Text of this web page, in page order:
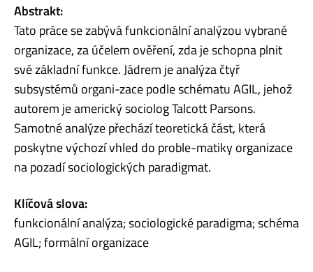
Abstrakt:
Tato práce se zabývá funkcionální analýzou vybrané
organizace, za účelem ověření, zda je schopna plnit
své základní funkce. Jádrem je analýza čtyř
subsystémů organi-zace podle schématu AGIL, jehož
autorem je americký sociolog Talcott Parsons.
Samotné analýze přechází teoretická část, která
poskytne výchozí vhled do proble-matiky organizace
na pozadí sociologických paradigmat.
Klíčová slova:
funkcionální analýza; sociologické paradigma; schéma
AGIL; formální organizace